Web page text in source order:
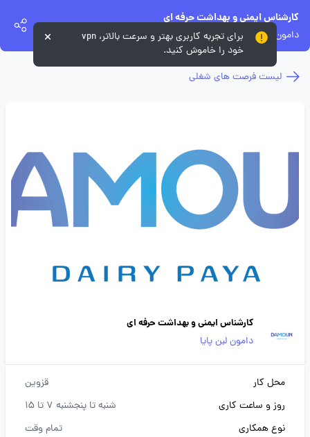
کارشناس ایمنی و بهداشت حرفه ای
دامون لبن پایا
لیست فرصت های شغلی
کارشناس ایمنی و بهداشت حرفه ای
دامون لبن پایا
محل کار
قزوین
روز و ساعت کاری
شنبه تا پنجشنبه 7 تا 15
نوع همکاری
تمام وقت
برای تجربه کاربری بهتر و سرعت بالاتر، vpn
خود را خاموش کنید.